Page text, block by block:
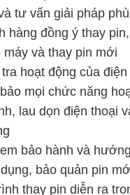
tư vấn giải pháp
hàng đồng ý thay
máy và thay pin mới
hoạt động của
mọi chức năng
lau dọn điện thoại
bảo hành và
bảo quản pin
thay pin diễn ra